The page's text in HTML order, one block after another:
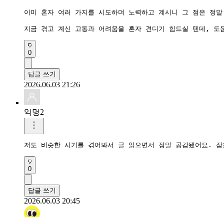
이미 혼자 여러 가지를 시도하며 노력하고 계시니 그 점은 정
지금 겪고 계신 고통과 어려움을 혼자 견디기 힘드실 텐데,
0
답글 쓰기
2026.06.03 21:26
익명2
저도 비슷한 시기를 겪어봐서 글 읽으면서 정말 공감됐어요.
0
답글 쓰기
2026.06.03 20:45